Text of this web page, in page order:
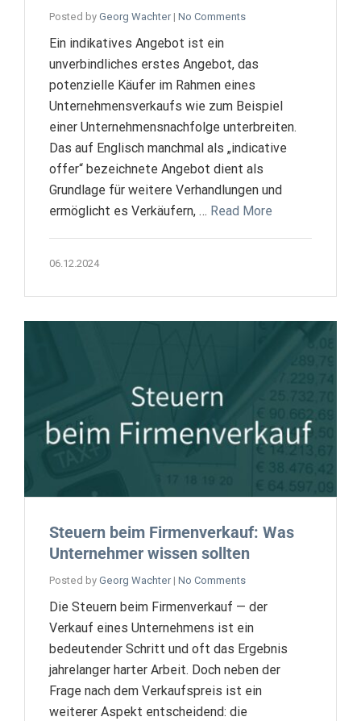
Posted by Georg Wachter | No Comments
Ein indikatives Angebot ist ein
unverbindliches erstes Angebot, das
potenzielle Käufer im Rahmen eines
Unternehmensverkaufs wie zum Beispiel
einer Unternehmensnachfolge unterbreiten.
Das auf Englisch manchmal als „indicative
offer“ bezeichnete Angebot dient als
Grundlage für weitere Verhandlungen und
ermöglicht es Verkäufern, … Read More
06.12.2024
Steuern beim Firmenverkauf: Was
Unternehmer wissen sollten
Posted by Georg Wachter | No Comments
Die Steuern beim Firmenverkauf — der
Verkauf eines Unternehmens ist ein
bedeutender Schritt und oft das Ergebnis
jahrelanger harter Arbeit. Doch neben der
Frage nach dem Verkaufspreis ist ein
weiterer Aspekt entscheidend: die